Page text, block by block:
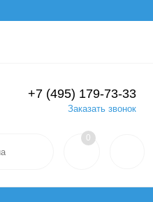
+7 (495) 179-73-33
Заказать звонок
0